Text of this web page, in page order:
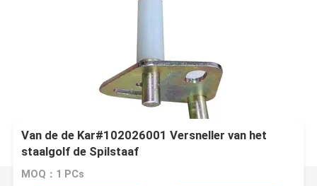
Van de de Kar#102026001 Versneller van het
staalgolf de Spilstaaf
MOQ：1 PCs